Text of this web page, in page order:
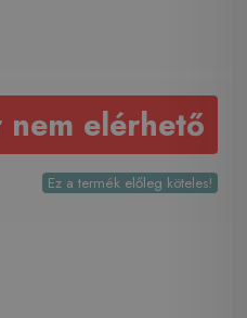
nem elérhető
Ez a termék előleg köteles!